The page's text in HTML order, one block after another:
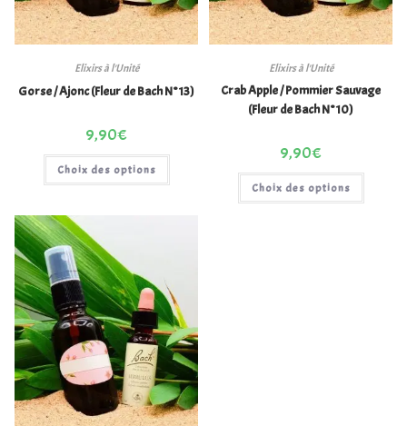
Elixirs à l'Unité
Gorse / Ajonc (Fleur de Bach N°13)
9,90€
Choix des options
Elixirs à l'Unité
Crab Apple / Pommier Sauvage
(Fleur de Bach N°10)
9,90€
Choix des options